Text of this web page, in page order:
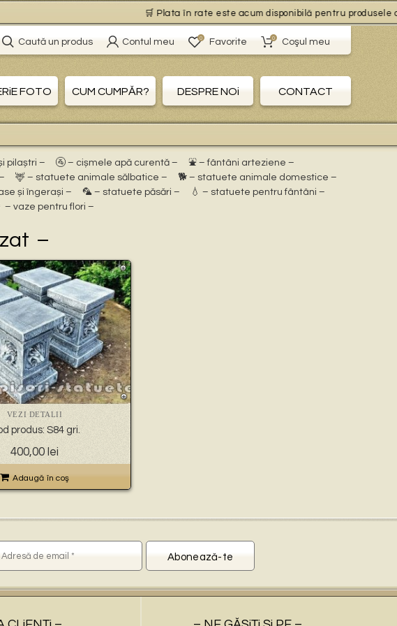
🛒 Plata în rate este acum disponibilă pentru produsele
Caută un produs Contul meu 0 Favorite 0 Coşul meu
FOTO CUM CUMPĂR? DESPRE NOi CONTACT
pilaștri – 🚰 – cișmele apă curentă –
⛲ – fântâni arteziene –
🦌 – statuete animale sălbatice –
🐕 – statuete animale domestice –
și îngerași – 🦜 – statuete păsări –
💧 – statuete pentru fântâni –
– vaze pentru flori –
VEZI DETALII
produs: S84 gri.
400,00 lei
Adaugă în coş